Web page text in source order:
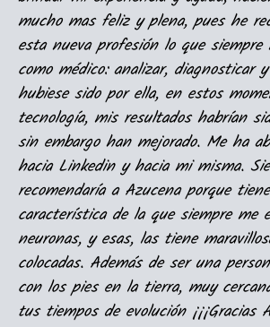
mucho mas feliz y plena, pues he
esta nueva profesión lo que siempre
como médico: analizar, diagnosticar
hubiese sido por ella, en estos
tecnología, mis resultados habrían
sin embargo han mejorado. Me ha
hacia Linkedin y hacia mi misma.
recomendaría a Azucena porque
característica de la que siempre me
neuronas, y esas, las tiene
colocadas. Además de ser una
con los pies en la tierra, muy
tus tiempos de evolución ¡¡¡Gracias